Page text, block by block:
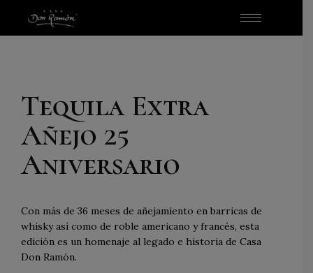
Tequila Extra
Añejo 25
Aniversario
Con más de 36 meses de añejamiento en barricas de
whisky así como de roble americano y francés, esta
edición es un homenaje al legado e historia de Casa
Don Ramón.